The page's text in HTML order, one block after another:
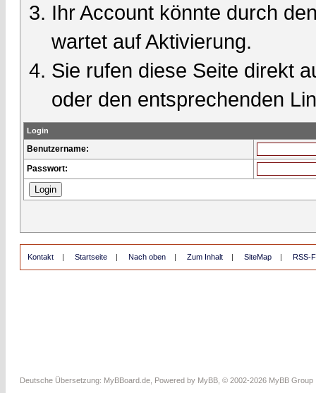
Ihr Account könnte durch
wartet auf Aktivierung.
Sie rufen diese Seite direkt
oder den entsprechenden
Login
Benutzername:
Passwort:
Kontakt | Startseite | Nach oben | Zum Inhalt | SiteMap | RSS-
Deutsche Übersetzung: MyBBoard.de , Powered by MyBB , © 2002-2026 MyBB Group